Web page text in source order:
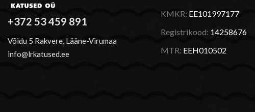
+372 53 459 891
Võidu 5 Rakvere, Lääne-Virumaa
info@lrkatused.ee
KMKR: EE101997177
Registrikood: 14258676
MTR: EEH010502